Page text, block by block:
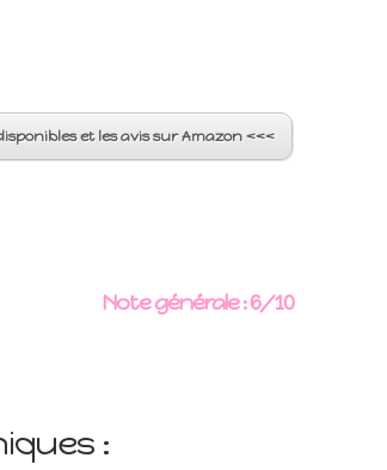
et les avis sur Amazon <<<
Note générale : 6/10
: